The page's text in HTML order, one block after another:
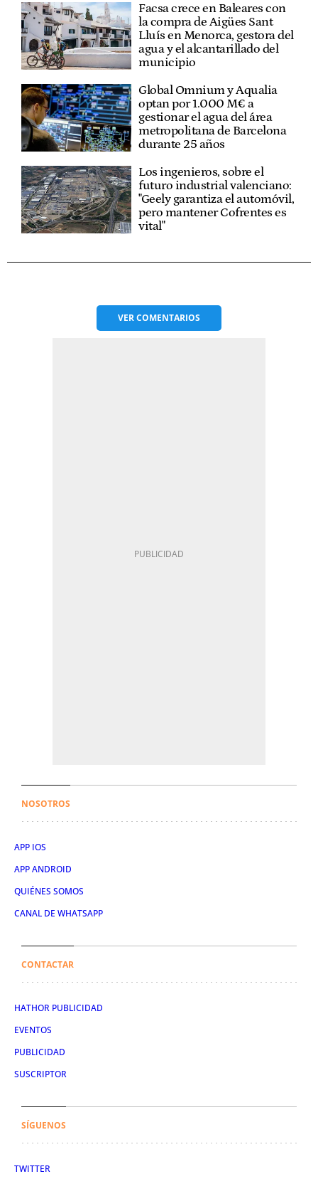
Facsa crece en Baleares con
la compra de Aigües Sant
Lluís en Menorca, gestora del
agua y el alcantarillado del
municipio
Global Omnium y Aqualia
optan por 1.000 M€ a
gestionar el agua del área
metropolitana de Barcelona
durante 25 años
Los ingenieros, sobre el
futuro industrial valenciano:
"Geely garantiza el automóvil,
pero mantener Cofrentes es
vital"
VERCOMENTARIOS
NOSOTROS
APP IOS
APP ANDROID
QUIÉNES SOMOS
CANAL DE WHATSAPP
CONTACTAR
HATHOR PUBLICIDAD
EVENTOS
PUBLICIDAD
SUSCRIPTOR
SÍGUENOS
TWITTER